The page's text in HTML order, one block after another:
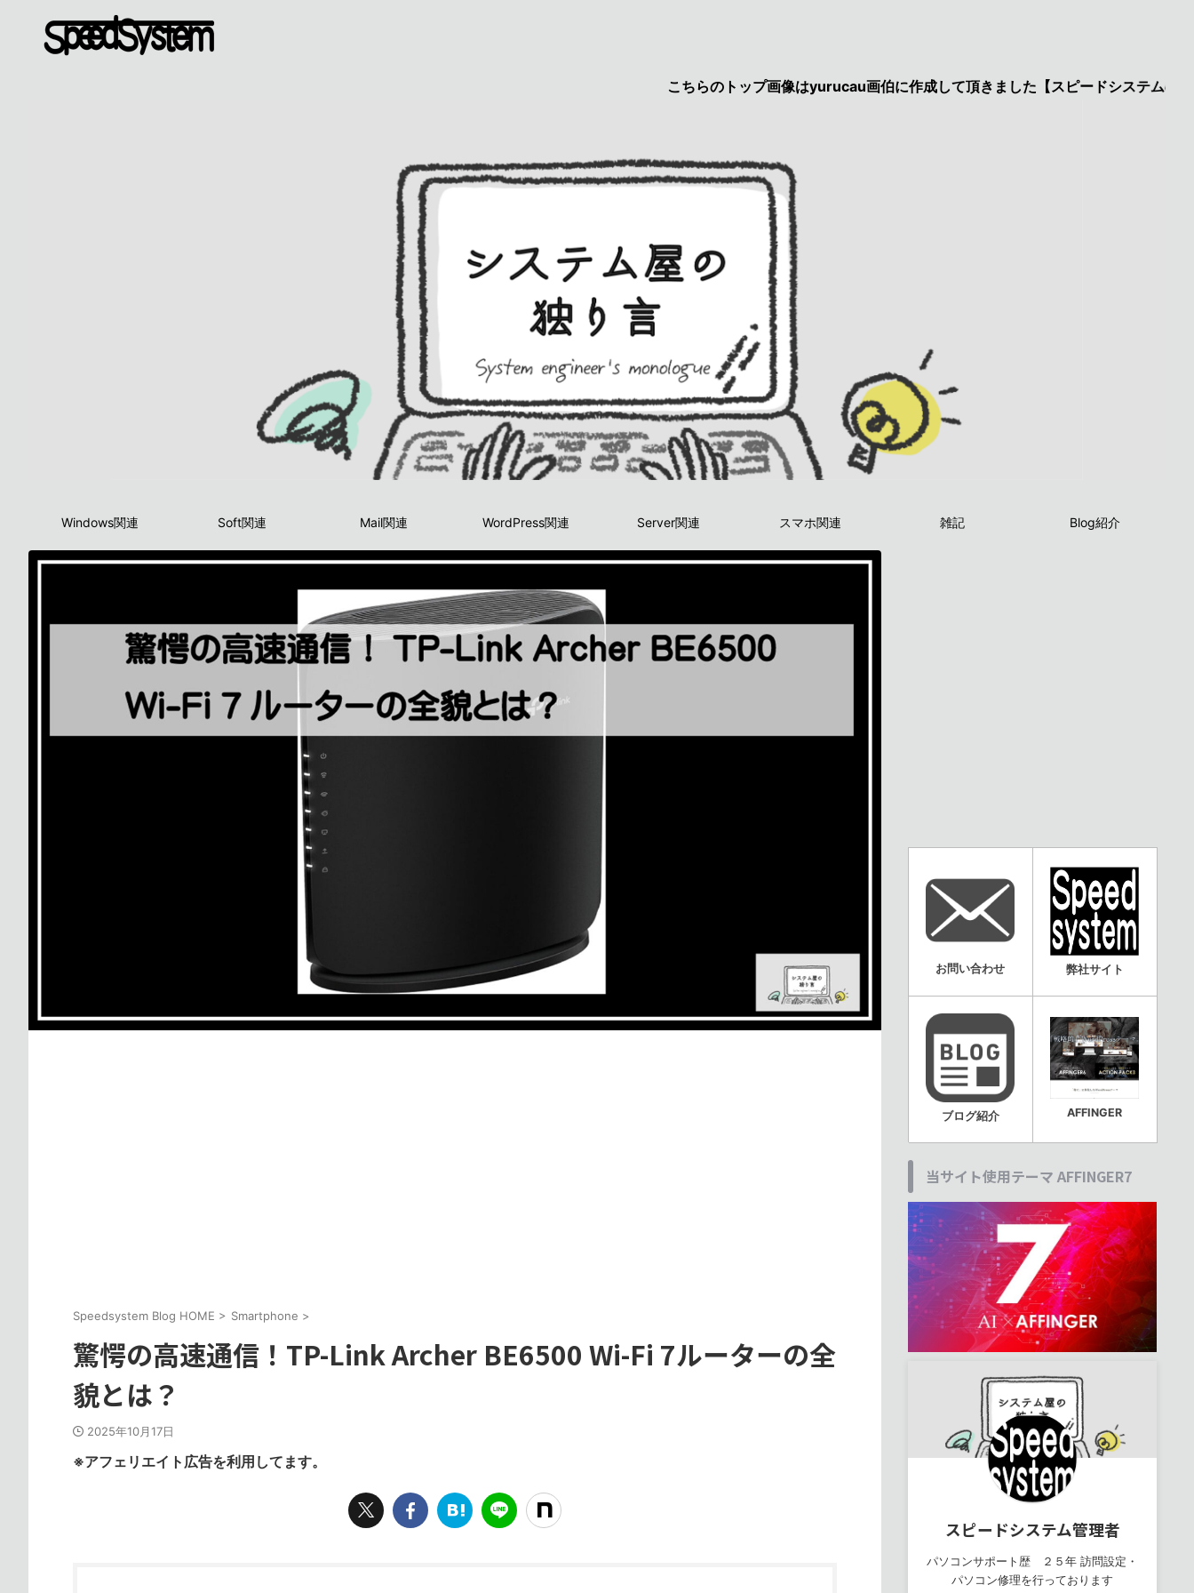
こちらのトップ画像はyurucau画伯に作成して頂きました【スピードシステムのページを見
Windows関連 Soft関連 Mail関連 WordPress関連 Server関連 スマホ関連 雑記 Blog紹介
Speedsystem Blog HOME > Smartphone >
驚愕の高速通信！TP-Link Archer BE6500 Wi-Fi 7ルーターの全
貌とは？
2025年10月17日
※アフェリエイト広告を利用してます。
お問い合わせ 弊社サイト
ブログ紹介 AFFINGER
当サイト使用テーマ AFFINGER7
スピードシステム管理者
パソコンサポート歴 ２５年 訪問設定・
パソコン修理を行っております